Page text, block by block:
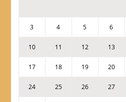
3 4 5 6
10 11 12 13
17 18 19 20
24 25 26 27